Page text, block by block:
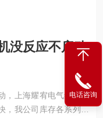
没反应不启动
，上海耀宥电气维修基
，我公司库存各系列基
电话咨询